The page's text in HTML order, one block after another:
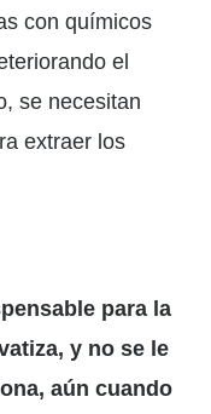
con químicos
el
se necesitan
extraer los
para la
y no se le
aún cuando